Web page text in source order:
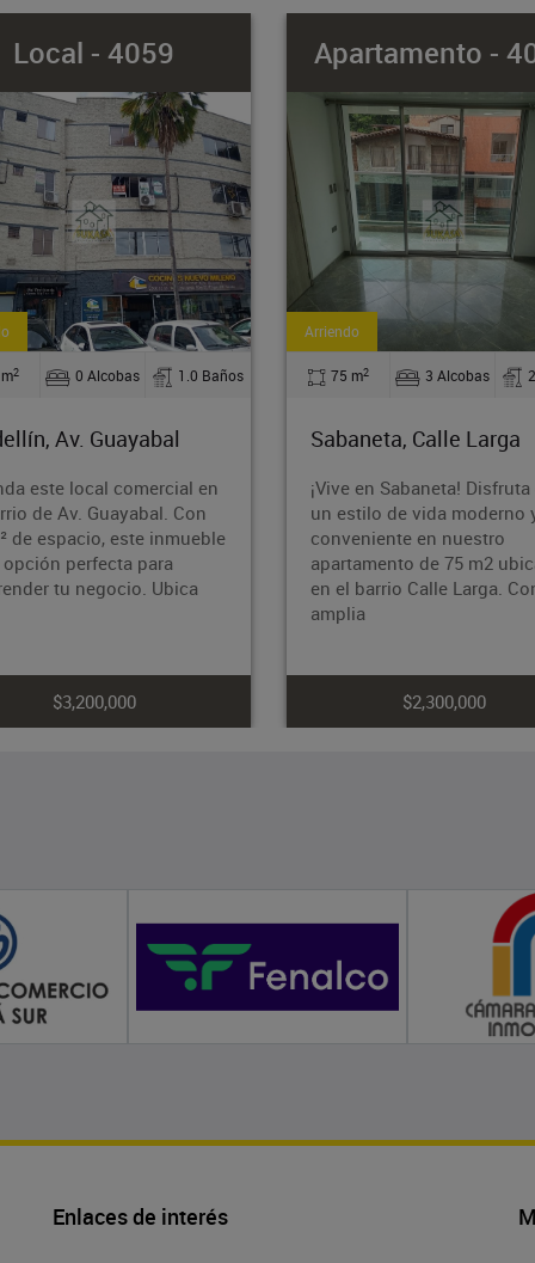
Apartamento - 4058
75 m 3 Alcobas 2.0 Baños
Calle Larga
en Sabaneta! Disfruta de
estilo de vida moderno y
en nuestro
de 75 m2 ubicado
barrio Calle Larga. Con 3
$2,300,000
Bodega -
Arriendo
368.68 m2 0 Alcobas
Itagüí, Santamaria
¿Buscas un espacio
estratégicamente
tu negocio? ¡Hemos
la solución perfecta
Presentamos este local
$22,000,000
Enlaces de interés